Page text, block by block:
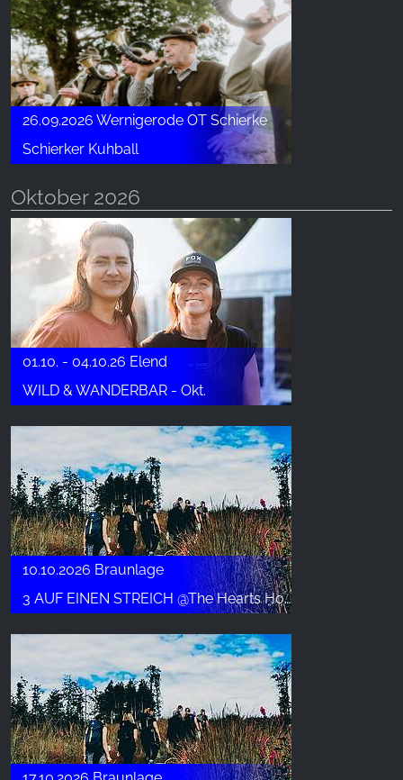
26.09.2026 Wernigerode OT Schierke
Schierker Kuhball
Oktober 2026
01.10. - 04.10.26 Elend
WILD & WANDERBAR - Okt.
10.10.2026 Braunlage
3 AUF EINEN STREICH @The Hearts Hotel - Okt.